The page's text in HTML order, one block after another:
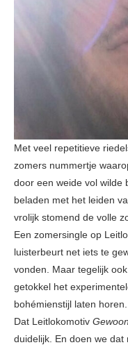
Met veel repetitieve
zomers nummertje
door een weide vol wilde
beladen met het leiden
vrolijk stomend de volle
Een zomersingle op
luisterbeurt net iets te
vonden. Maar tegelijk
getokkel het
bohémienstijl laten horen.
Dat Leitlokomotiv Gewoon
duidelijk. En doen we